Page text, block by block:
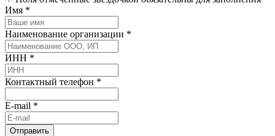
Имя *
Наименование организации *
ИНН *
Контактный телефон *
E-mail *
Отправить